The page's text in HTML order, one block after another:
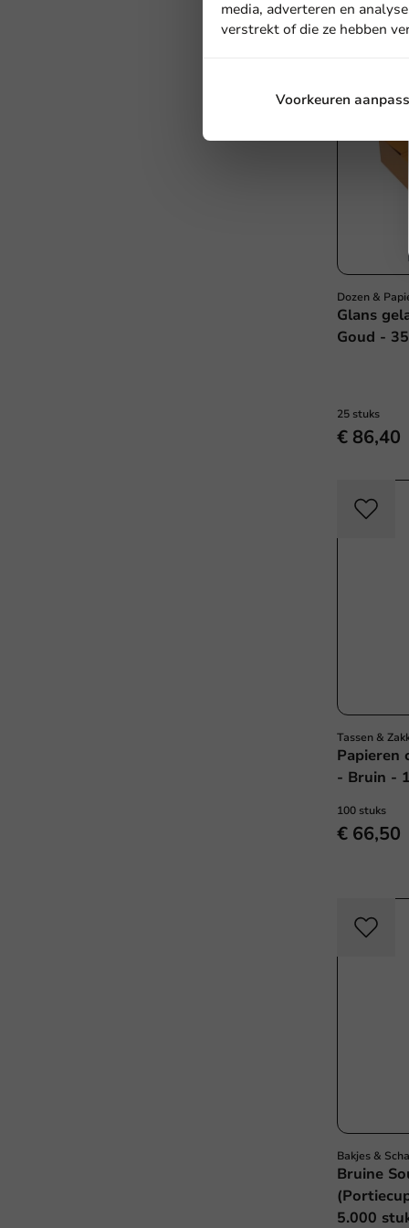
Dozen &
Glans
Goud -
25 stuks
€ 86,40
Tassen &
Papieren
- Bruin -
100 stuks
€ 66,50
Bakjes &
Bruine
5.000
media, adverteren en
verstrekt of die ze hebben
Voorkeuren